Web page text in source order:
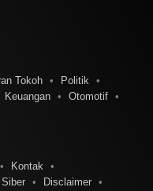
Tokoh
Politik
Keuangan
Otomotif
Kontak
Disclaimer